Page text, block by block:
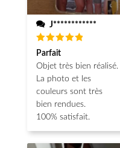
J************
Note5
sur 5
Parfait
Objet très bien réalisé.
La photo et les
couleurs sont très
bien rendues.
100% satisfait.